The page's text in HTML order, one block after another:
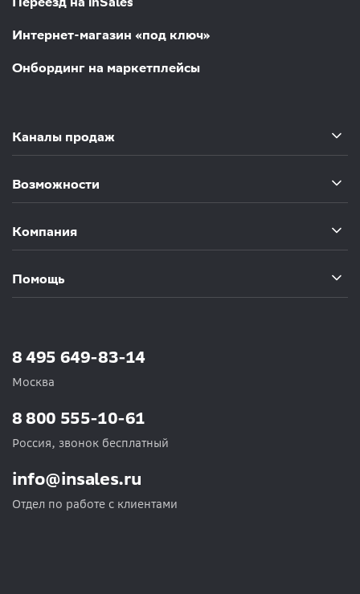
Интернет-магазин «под ключ»
Онбординг на маркетплейсы
Каналы продаж
Возможности
Компания
Помощь
8 495 649-83-14
Москва
info@insales.ru
Отдел по работе с клиентами
8 800 555-10-61
Россия, звонок бесплатный